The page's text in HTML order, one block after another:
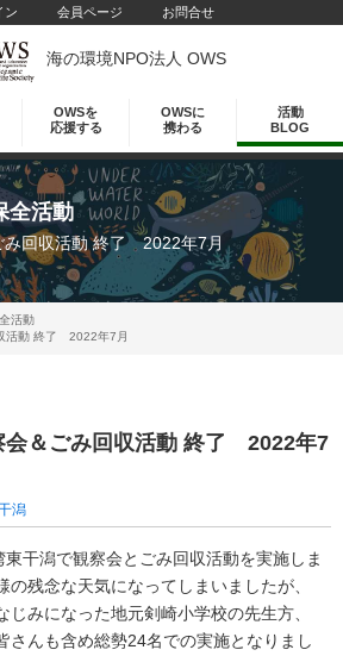
ン 会員ページ お問合せ
海の環境NPO法人 OWS
OWSを
応援する
OWSに
携わる
活動
BLOG
全活動
み回収活動 終了 2022年7月
活動
活動 終了 2022年7月
会＆ごみ回収活動 終了 2022年7
潟
干潟で観察会とごみ回収活動を実施しま
の残念な天気になってしまいましたが、
じみになった地元剣崎小学校の先生方、
さんも含め総勢24名での実施となりまし